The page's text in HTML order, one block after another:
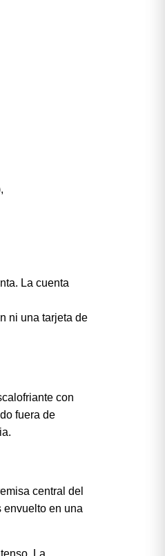
La cuenta
ni una tarjeta de
con
fuera de
central del
envuelto en una
La